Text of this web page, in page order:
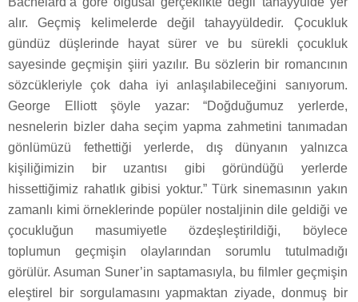
alır. Geçmiş kelimelerde değil tahayyüldedir. Çocukluk
gündüz düşlerinde hayat sürer ve bu sürekli çocukluk
sayesinde geçmişin şiiri yazılır. Bu sözlerin bir romancının
sözcükleriyle çok daha iyi anlaşılabileceğini sanıyorum.
George Elliott şöyle yazar: “Doğduğumuz yerlerde,
nesnelerin bizler daha seçim yapma zahmetini tanımadan
gönlümüzü fethettiği yerlerde, dış dünyanın yalnızca
kişiliğimizin bir uzantısı gibi göründüğü yerlerde
hissettiğimiz rahatlık gibisi yoktur.” Türk sinemasının yakın
zamanlı kimi örneklerinde popüler nostaljinin dile geldiği ve
çocukluğun masumiyetle özdeşleştirildiği, böylece
toplumun geçmişin olaylarından sorumlu tutulmadığı
görülür. Asuman Suner’in saptamasıyla, bu filmler geçmişin
eleştirel bir sorgulamasını yapmaktan ziyade, donmuş bir